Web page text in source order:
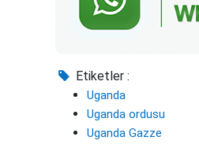
Etiketler :
Uganda
Uganda ordusu
Uganda Gazze